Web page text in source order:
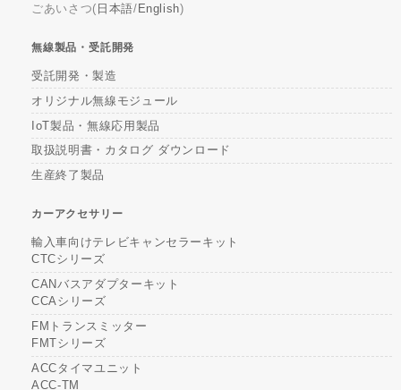
ごあいさつ( 日本語/ English)
無線製品・受託開発
受託開発・製造
オリジナル無線モジュール
IoT製品・無線応用製品
取扱説明書・カタログ ダウンロード
生産終了製品
カーアクセサリー
輸入車向けテレビキャンセラーキット
CTCシリーズ
CANバスアダプターキット
CCAシリーズ
FMトランスミッター
FMTシリーズ
ACCタイマユニット
ACC-TM